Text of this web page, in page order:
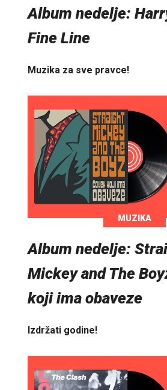
Album nedelje:
Fine Line
Muzika za sve pravce!
MUZIKA
Album nedelje:
Mickey and The
koji ima obaveze
Izdržati godine!